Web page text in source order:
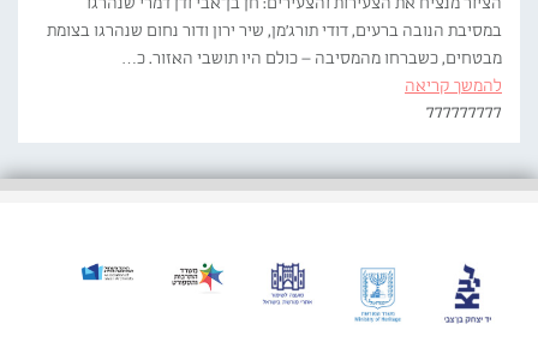
הציור מנציח את הצעירות והצעירים: חן בן־אבי ודן דמרי שנהרגו
במסיבת הנובה ברעים, דודי תורג'מן, שיר ירון ודור נחום שנהרגו בצומת
מבטחים, כשברחו מהמסיבה – כולם היו תושבי האזור. כ…
להמשך קריאה
777777777